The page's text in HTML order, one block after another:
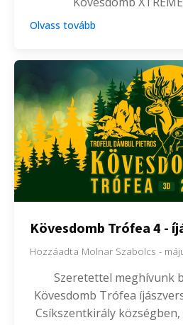
Olvass tovább
Kövesdomb Trófea 4 -
Hozzáadta Molnar Szabolcs -
Szeretettel meghívunk
Kövesdomb Trófea
Csíkszentkirály